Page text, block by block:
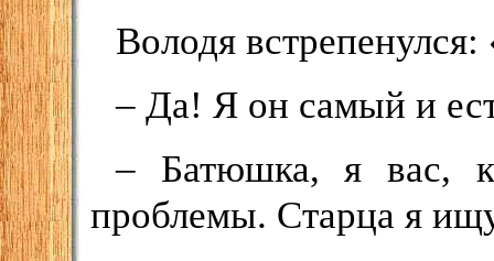
Володя
– Да! Я он самый и
– Батюшка, я вас,
проблемы. Старца я